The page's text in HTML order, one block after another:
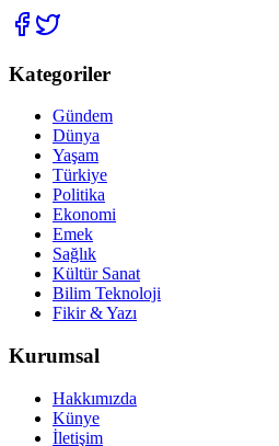
Kategoriler
Gündem
Dünya
Yaşam
Türkiye
Politika
Ekonomi
Emek
Sağlık
Kültür Sanat
Bilim Teknoloji
Fikir & Yazı
Kurumsal
Hakkımızda
Künye
İletişim